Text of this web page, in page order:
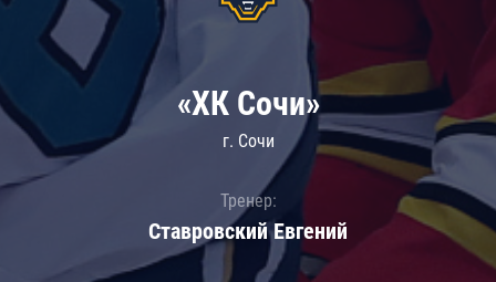
«ХК Сочи»
г. Сочи
Тренер:
Ставровский Евгений